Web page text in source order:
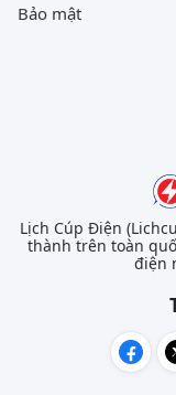
Bảo mật
Lịch Cúp Điện
thành trên toàn
điện